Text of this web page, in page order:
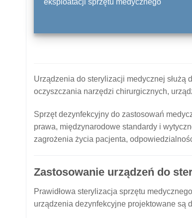
eksploatacji sprzętu medycznego
Urządzenia do sterylizacji medycznej
oczyszczania narzędzi chirurgicznych,
Sprzęt dezynfekcyjny do zastosowań
prawa, międzynarodowe standardy i
zagrożenia życia pacjenta,
Zastosowanie urządzeń do
Prawidłowa sterylizacja sprzętu
urządzenia dezynfekcyjne projektowane są